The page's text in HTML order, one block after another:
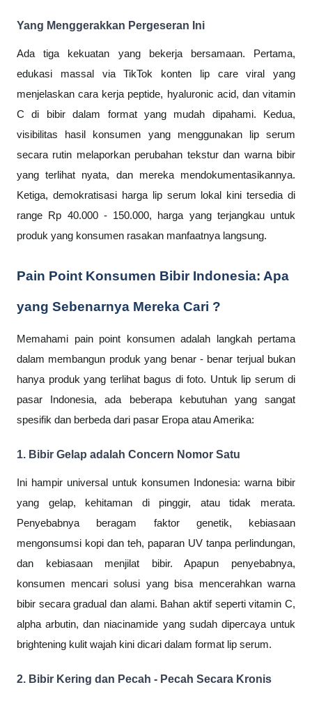
Yang Menggerakkan Pergeseran Ini
Ada tiga kekuatan yang bekerja bersamaan. Pertama,
edukasi massal via TikTok konten lip care viral yang
menjelaskan cara kerja peptide, hyaluronic acid, dan vitamin
C di bibir dalam format yang mudah dipahami. Kedua,
visibilitas hasil konsumen yang menggunakan lip serum
secara rutin melaporkan perubahan tekstur dan warna bibir
yang terlihat nyata, dan mereka mendokumentasikannya.
Ketiga, demokratisasi harga lip serum lokal kini tersedia di
range Rp 40.000 - 150.000, harga yang terjangkau untuk
produk yang konsumen rasakan manfaatnya langsung.
Pain Point Konsumen Bibir Indonesia: Apa
yang Sebenarnya Mereka Cari ?
Memahami pain point konsumen adalah langkah pertama
dalam membangun produk yang benar - benar terjual bukan
hanya produk yang terlihat bagus di foto. Untuk lip serum di
pasar Indonesia, ada beberapa kebutuhan yang sangat
spesifik dan berbeda dari pasar Eropa atau Amerika:
1. Bibir Gelap adalah Concern Nomor Satu
Ini hampir universal untuk konsumen Indonesia: warna bibir
yang gelap, kehitaman di pinggir, atau tidak merata.
Penyebabnya beragam faktor genetik, kebiasaan
mengonsumsi kopi dan teh, paparan UV tanpa perlindungan,
dan kebiasaan menjilat bibir. Apapun penyebabnya,
konsumen mencari solusi yang bisa mencerahkan warna
bibir secara gradual dan alami. Bahan aktif seperti vitamin C,
alpha arbutin, dan niacinamide yang sudah dipercaya untuk
brightening kulit wajah kini dicari dalam format lip serum.
2. Bibir Kering dan Pecah - Pecah Secara Kronis